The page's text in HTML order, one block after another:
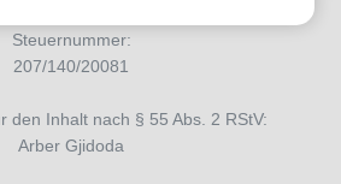
Steuernummer:
207/140/20081
den Inhalt nach § 55 Abs. 2 RStV:
Arber Gjidoda